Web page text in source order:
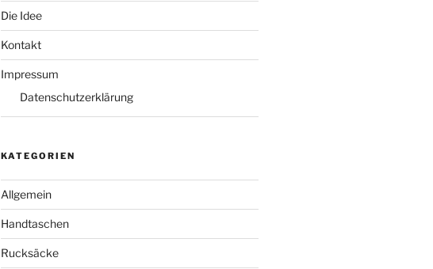
Die Idee
Kontakt
Impressum
Datenschutzerklärung
KATEGORIEN
Allgemein
Handtaschen
Rucksäcke